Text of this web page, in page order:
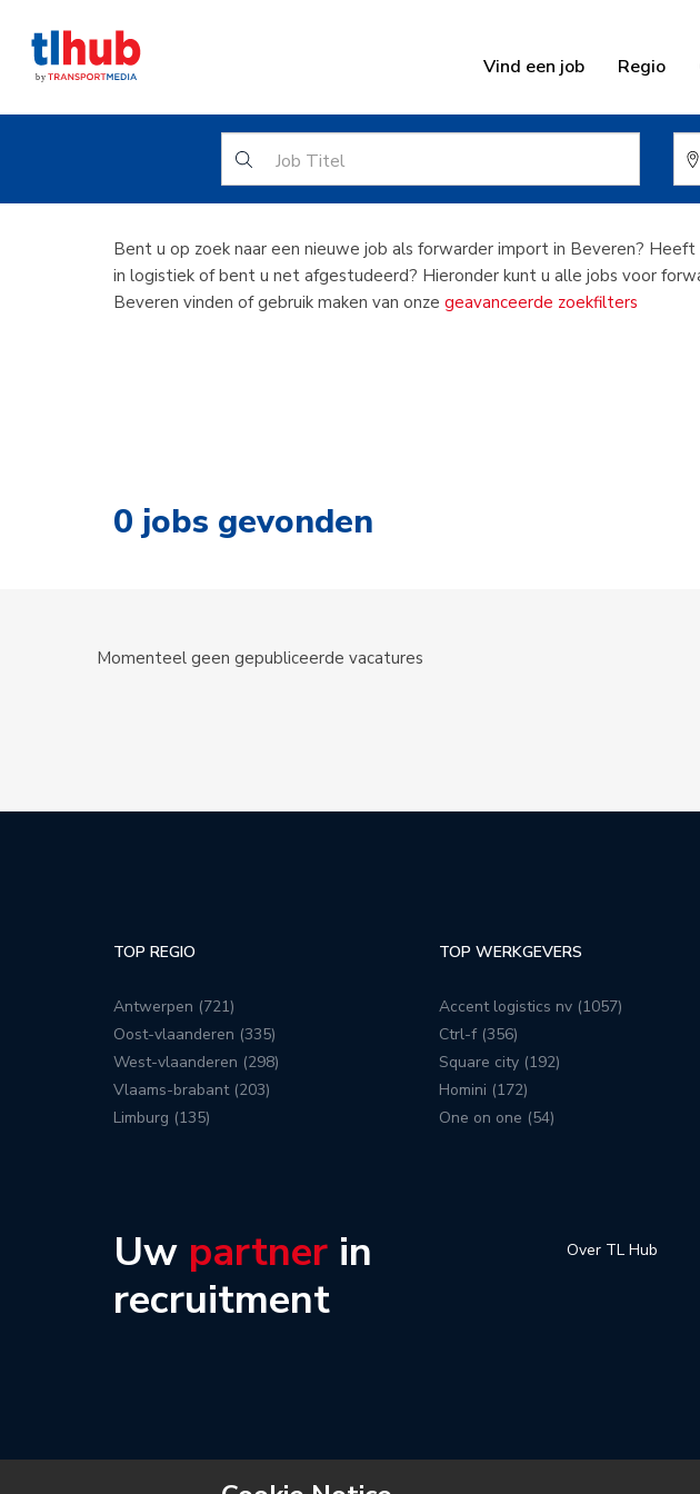
Vind een job Regio
Forwarder
Bent u op zoek naar een nieuwe job als forwarder import in Beveren? Heeft
in logistiek of bent u net afgestudeerd? Hieronder kunt u alle jobs voor
Beveren vinden of gebruik maken van onze geavanceerde zoekfilters
0jobs gevonden
Momenteel geen gepubliceerde vacatures
TOP REGIO
Antwerpen (721)
Oost-vlaanderen (335)
West-vlaanderen (298)
Vlaams-brabant (203)
Limburg (135)
TOP WERKGEVERS
Accent logistics nv (1057)
Ctrl-f (356)
Square city (192)
Homini (172)
One on one (54)
Over TL Hub
Uw partner in
recruitment